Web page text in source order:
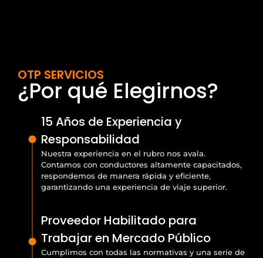
OTP SERVICIOS
¿Por qué Elegirnos?
15 Años de Experiencia y
Responsabilidad
Nuestra experiencia en el rubro nos avala.
Contamos con conductores altamente capacitados,
respondemos de manera rápida y eficiente,
garantizando una experiencia de viaje superior.
Proveedor Habilitado para
Trabajar en Mercado Público
Cumplimos con todas las normativas y una serie de